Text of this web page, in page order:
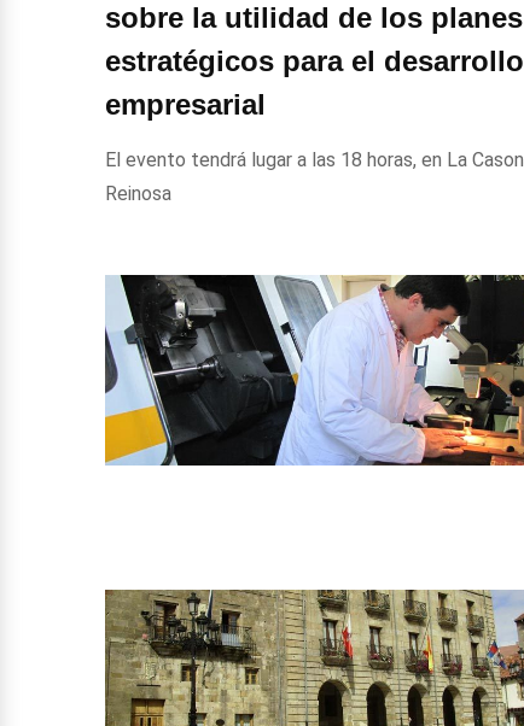
sobre la utilidad de los planes
estratégicos para el desarrollo
empresarial
El evento tendrá lugar a las 18 horas, en La
Reinosa